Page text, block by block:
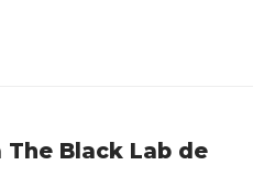
Black Lab de